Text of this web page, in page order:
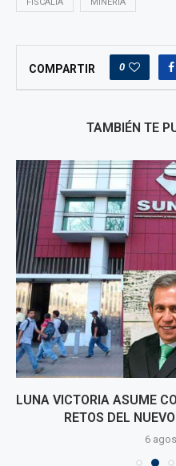
FISCALIA MINERIA
COMPARTIR 0
TAMBIÉN TE
LUNA VICTORIA ASUME
RETOS DEL
6